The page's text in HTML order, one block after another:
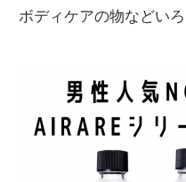
ボディケアの物などい